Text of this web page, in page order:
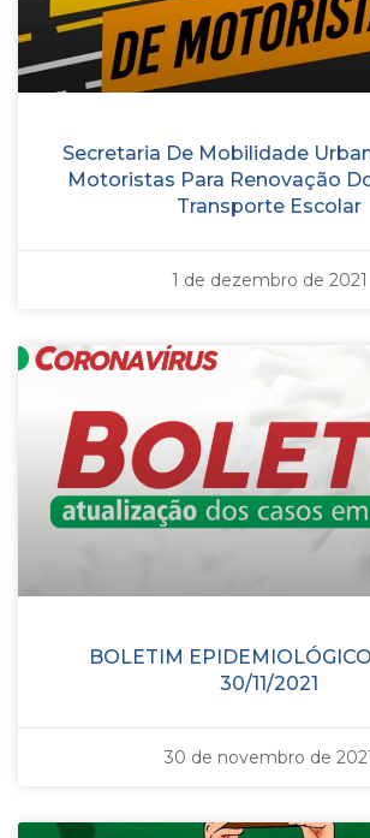
Secretaria De Mobilidade
Motoristas Para Renovação
Transporte Escolar
1 de dezembro de 2021
BOLETIM
30/11/2021
30 de novembro de